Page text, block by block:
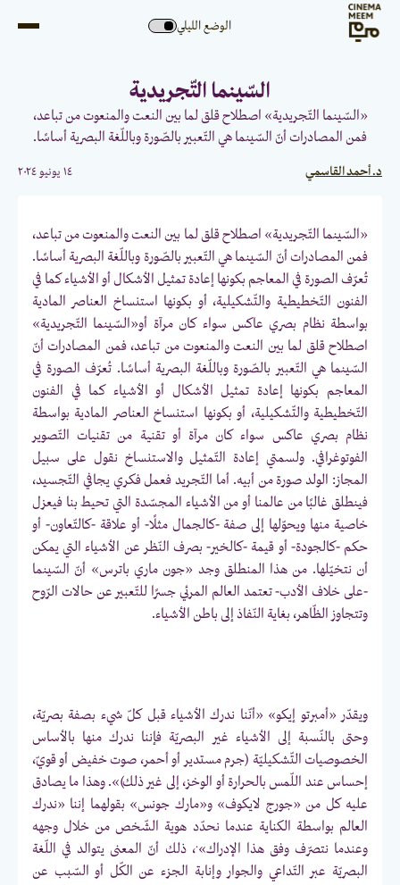
الوضع الليلي
السّينما التّجريدية
«السّينما التّجريدية» اصطلاح قلق لما بين النعت والمنعوت من تباعد،
فمن المصادرات أنّ السّينما هي التّعبير بالصّورة وباللّغة البصرية أساسًا.
د. أحمد القاسمي ١٤ يونيو ٢٠٢٤
«السّينما التّجريدية» اصطلاح قلق لما بين النعت والمنعوت من تباعد،
فمن المصادرات أنّ السّينما هي التّعبير بالصّورة وباللّغة البصرية أساسًا.
تُعرّف الصورة في المعاجم بكونها إعادة تمثيل الأشكال أو الأشياء كما في
الفنون التّخطيطية والتّشكيلية، أو بكونها استنساخ العناصر المادية
بواسطة نظام بصري عاكس سواء كان مرآة أو«السّينما التّجريدية»
اصطلاح قلق لما بين النعت والمنعوت من تباعد، فمن المصادرات أنّ
السّينما هي التّعبير بالصّورة وباللّغة البصرية أساسًا. تُعرّف الصورة في
المعاجم بكونها إعادة تمثيل الأشكال أو الأشياء كما في الفنون
التّخطيطية والتّشكيلية، أو بكونها استنساخ العناصر المادية بواسطة
نظام بصري عاكس سواء كان مرآة أو تقنية من تقنيات التّصوير
الفوتوغرافي. ولسمتي إعادة التّمثيل والاستنساخ نقول على سبيل
المجاز: الولد صورة من أبيه. أما التّجريد فعمل فكري يجافي التّجسيد،
فينطلق غالبًا من عالمنا أو من الأشياء المجسّدة التي تحيط بنا فيعزل
خاصية منها ويحوّلها إلى صفة -كالجمال مثلًا- أو علاقة -كالتّعاون- أو
حكم -كالجودة- أو قيمة -كالخير- بصرف النّظر عن الأشياء التي يمكن
أن نتخيّلها. من هذا المنطلق وجد «جون ماري باترس» أنّ السّينما
-على خلاف الأدب- تعتمد العالم المرئي جسرًا للتّعبير عن حالات الرّوح
وتتجاوز الظّاهر، بغاية النّفاذ إلى باطن الأشياء.
ويقدّر «أمبرتو إيكو» «أنّنا ندرك الأشياء قبل كلّ شيء بصفة بصريّة،
وحتى بالنّسبة إلى الأشياء غير البصريّة فإننا ندرك منها بالأساس
الخصوصيات التّشكيليّة (جرم مستدير أو أحمر، صوت خفيض أو قويّ،
إحساس عند اللّمس بالحرارة أو الوخز، إلى غير ذلك)». وهذا ما يصادق
عليه كل من «جورج لايكوف» و«مارك جونس» بقولهما إننا «ندرك
العالم بواسطة الكناية عندما نحدّد هوية الشّخص من خلال وجهه
وعندما نتصرّف وفق هذا الإدراك».، ذلك أنّ المعنى يتوالد في اللّغة
البصريّة عبر التّداعي والجوار وإنابة الجزء عن الكّل أو السّبب عن